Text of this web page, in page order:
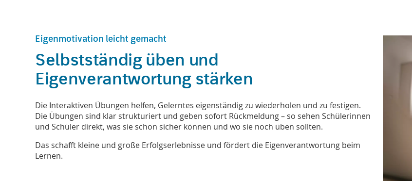
Eigenmotivation leicht gemacht
Selbstständig üben und
Eigenverantwortung stärken
Die Interaktiven Übungen helfen, Gelerntes eigenständig zu wiederholen und zu festigen.
Die Übungen sind klar strukturiert und geben sofort Rückmeldung – so sehen Schülerinnen
und Schüler direkt, was sie schon sicher können und wo sie noch üben sollten.
Das schafft kleine und große Erfolgserlebnisse und fördert die Eigenverantwortung beim
Lernen.